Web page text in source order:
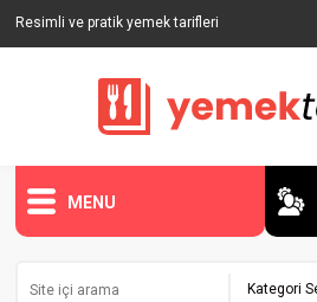
Resimli ve pratik yemek tarifleri
MENU